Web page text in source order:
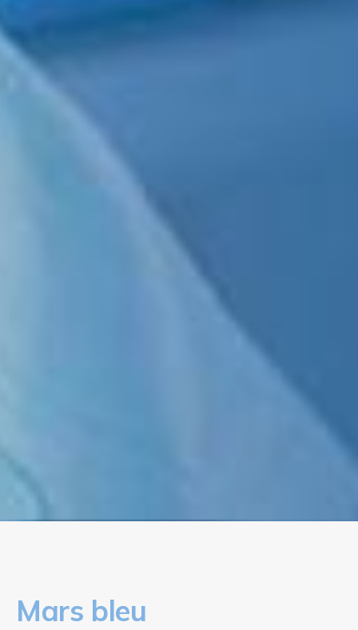
Mars bleu